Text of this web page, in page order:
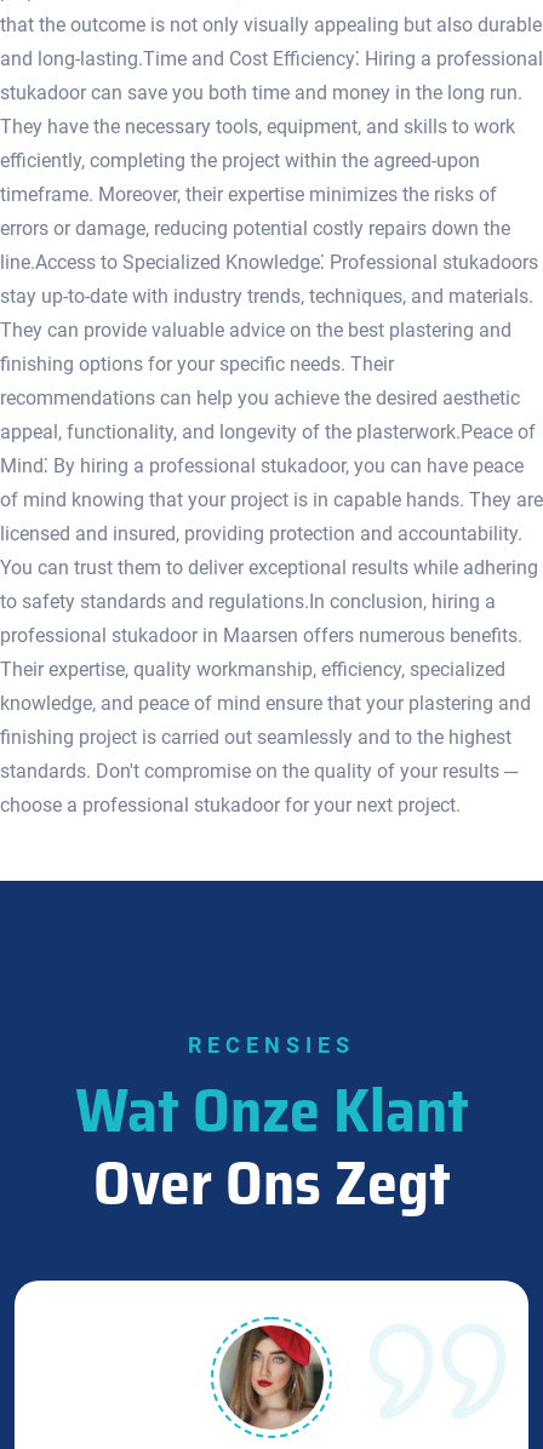
that the outcome is not only visually appealing but also durable
and long-lasting.​ Time and Cost Efficiency⁚ Hiring a professional
stukadoor can save you both time and money in the long run.​
They have the necessary tools, equipment, and skills to work
efficiently, completing the project within the agreed-upon
timeframe.​ Moreover, their expertise minimizes the risks of
errors or damage, reducing potential costly repairs down the
line.​ Access to Specialized Knowledge⁚ Professional stukadoors
stay up-to-date with industry trends, techniques, and materials.​
They can provide valuable advice on the best plastering and
finishing options for your specific needs.​ Their
recommendations can help you achieve the desired aesthetic
appeal, functionality, and longevity of the plasterwork.​ Peace of
Mind⁚ By hiring a professional stukadoor, you can have peace
of mind knowing that your project is in capable hands.​ They are
licensed and insured, providing protection and accountability.​
You can trust them to deliver exceptional results while adhering
to safety standards and regulations.​ In conclusion, hiring a
professional stukadoor in Maarsen offers numerous benefits.​
Their expertise, quality workmanship, efficiency, specialized
knowledge, and peace of mind ensure that your plastering and
finishing project is carried out seamlessly and to the highest
standards.​ Don't compromise on the quality of your results ─
choose a professional stukadoor for your next project.​
RECENSIES
Wat Onze Klant
Over Ons Zegt